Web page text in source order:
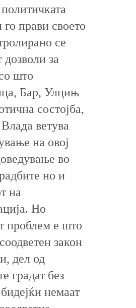
го прави своето
се
дозволи за
што
Бар, Улцињ
состојба,
Влада ветува
на овој
во
но и
на
Но
проблем е што
закон
дел од
градат без
немаат